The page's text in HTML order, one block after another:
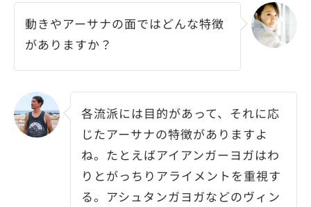
動きやアーサナの面ではどんな特徴
がありますか？
各流派には目的があって、それに応
じたアーサナの特徴がありますよ
ね。たとえばアイアンガーヨガはわ
りとがっちりアライメントを重視す
る。アシュタンガヨガなどのヴィン